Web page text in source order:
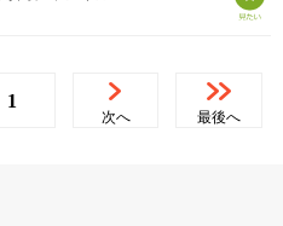
1
次へ 最後へ